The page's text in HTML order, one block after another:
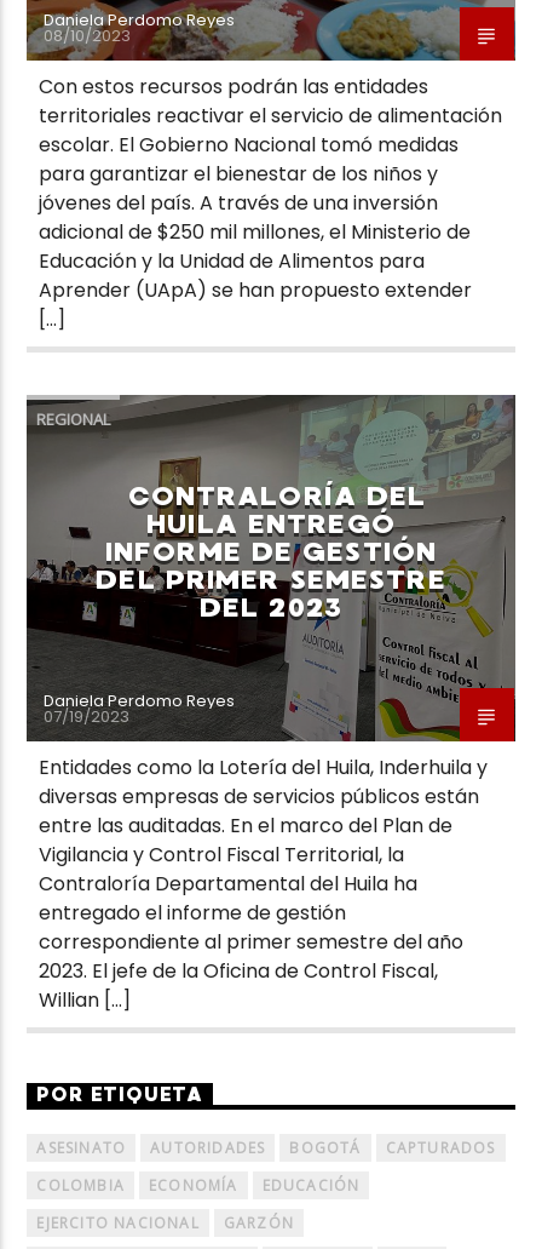
Daniela Perdomo Reyes
08/10/2023
Con estos recursos podrán las entidades
territoriales reactivar el servicio de alimentación
escolar. El Gobierno Nacional tomó medidas
para garantizar el bienestar de los niños y
jóvenes del país. A través de una inversión
adicional de $250 mil millones, el Ministerio de
Educación y la Unidad de Alimentos para
Aprender (UApA) se han propuesto extender
[…]
REGIONAL
CONTRALORÍA DEL
HUILA ENTREGÓ
INFORME DE GESTIÓN
DEL PRIMER SEMESTRE
DEL 2023
Daniela Perdomo Reyes
07/19/2023
Entidades como la Lotería del Huila, Inderhuila y
diversas empresas de servicios públicos están
entre las auditadas. En el marco del Plan de
Vigilancia y Control Fiscal Territorial, la
Contraloría Departamental del Huila ha
entregado el informe de gestión
correspondiente al primer semestre del año
2023. El jefe de la Oficina de Control Fiscal,
Willian […]
POR ETIQUETA
ASESINATO AUTORIDADES BOGOTÁ
CAPTURADOS
COLOMBIA
ECONOMÍA
EDUCACIÓN
EJERCITO NACIONAL
GARZÓN